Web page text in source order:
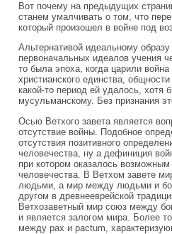
Вот почему на предыдущих
станем умалчивать о том, что
который произошел в войне под
Альтернативой идеальному
первоначальных идеалов учения
то была эпоха, когда царили
христианского единства,
какой-то период ей удалось, хотя
мусульманскому. Без признания
Осью Ветхого завета является
отсутствие войны. Подобное
отсутствия позитивного
человечества, ну а дефиниция
при котором оказалось
человечества. В Ветхом завете
людьми, а мир между людьми и
другом в древнееврейской
Ветхозаветный мир союз между
и является залогом мира. Более
между pax и pactum,